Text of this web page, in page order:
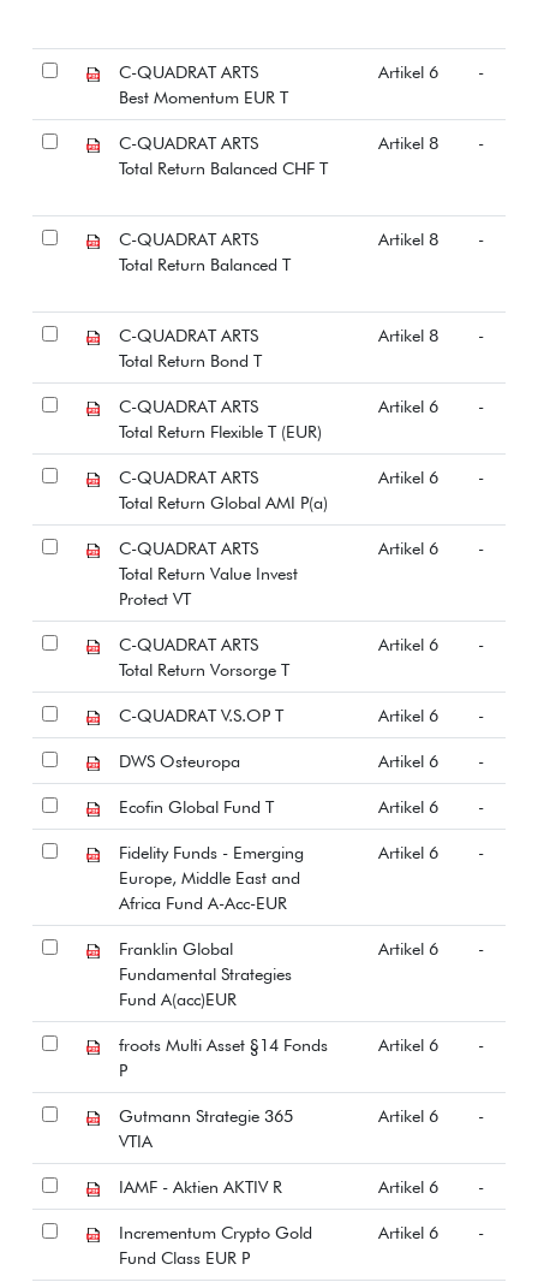
C-QUADRAT ARTS
Best Momentum EUR T
Artikel 6 -
C-QUADRAT ARTS
Total Return Balanced CHF T
Artikel 8 -
C-QUADRAT ARTS
Total Return Balanced T
Artikel 8 -
C-QUADRAT ARTS
Total Return Bond T
Artikel 8 -
C-QUADRAT ARTS
Total Return Flexible T (EUR)
Artikel 6 -
C-QUADRAT ARTS
Total Return Global AMI P(a)
Artikel 6 -
C-QUADRAT ARTS
Total Return Value Invest
Protect VT
Artikel 6 -
C-QUADRAT ARTS
Total Return Vorsorge T
Artikel 6 -
C-QUADRAT V.S.OP T Artikel 6 -
DWS Osteuropa Artikel 6 -
Ecofin Global Fund T Artikel 6 -
Fidelity Funds - Emerging
Europe, Middle East and
Africa Fund A-Acc-EUR
Artikel 6 -
Franklin Global
Fundamental Strategies
Fund A(acc)EUR
Artikel 6 -
froots Multi Asset §14 Fonds
P
Artikel 6 -
Gutmann Strategie 365
VTIA
Artikel 6 -
IAMF - Aktien AKTIV R Artikel 6 -
Incrementum Crypto Gold
Fund Class EUR P
Artikel 6 -